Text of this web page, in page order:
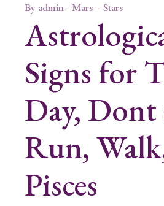
By admin Mars Stars
Signs for
Day, Dont
Run,
Pisces